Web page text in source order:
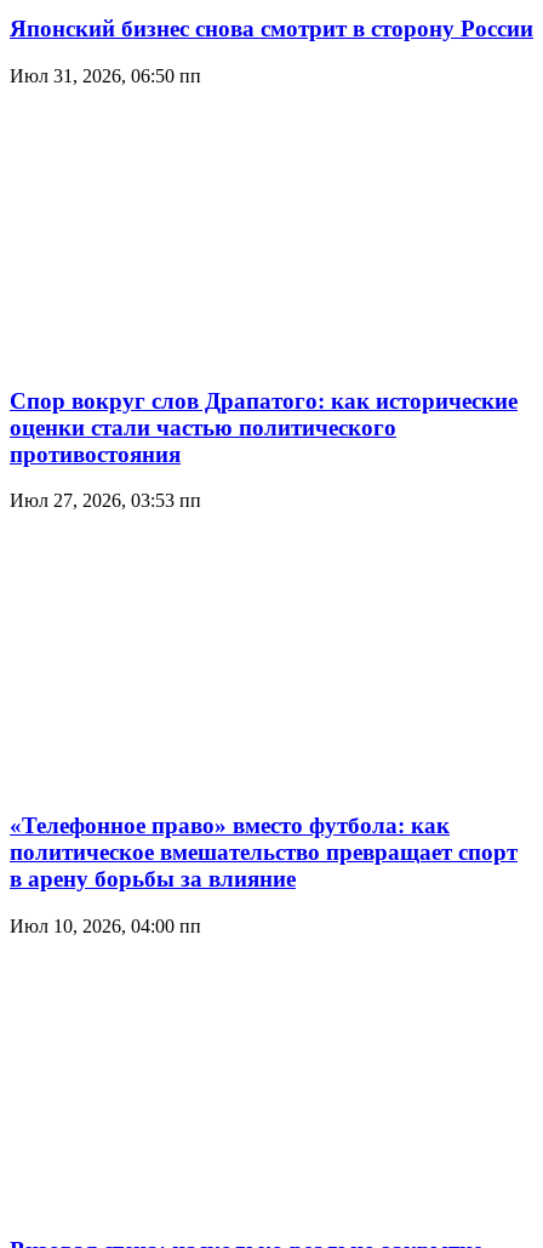
Японский бизнес снова смотрит в сторону России
Июл 31, 2026, 06:50 пп
Спор вокруг слов Драпатого: как исторические
оценки стали частью политического
противостояния
Июл 27, 2026, 03:53 пп
«Телефонное право» вместо футбола: как
политическое вмешательство превращает спорт
в арену борьбы за влияние
Июл 10, 2026, 04:00 пп